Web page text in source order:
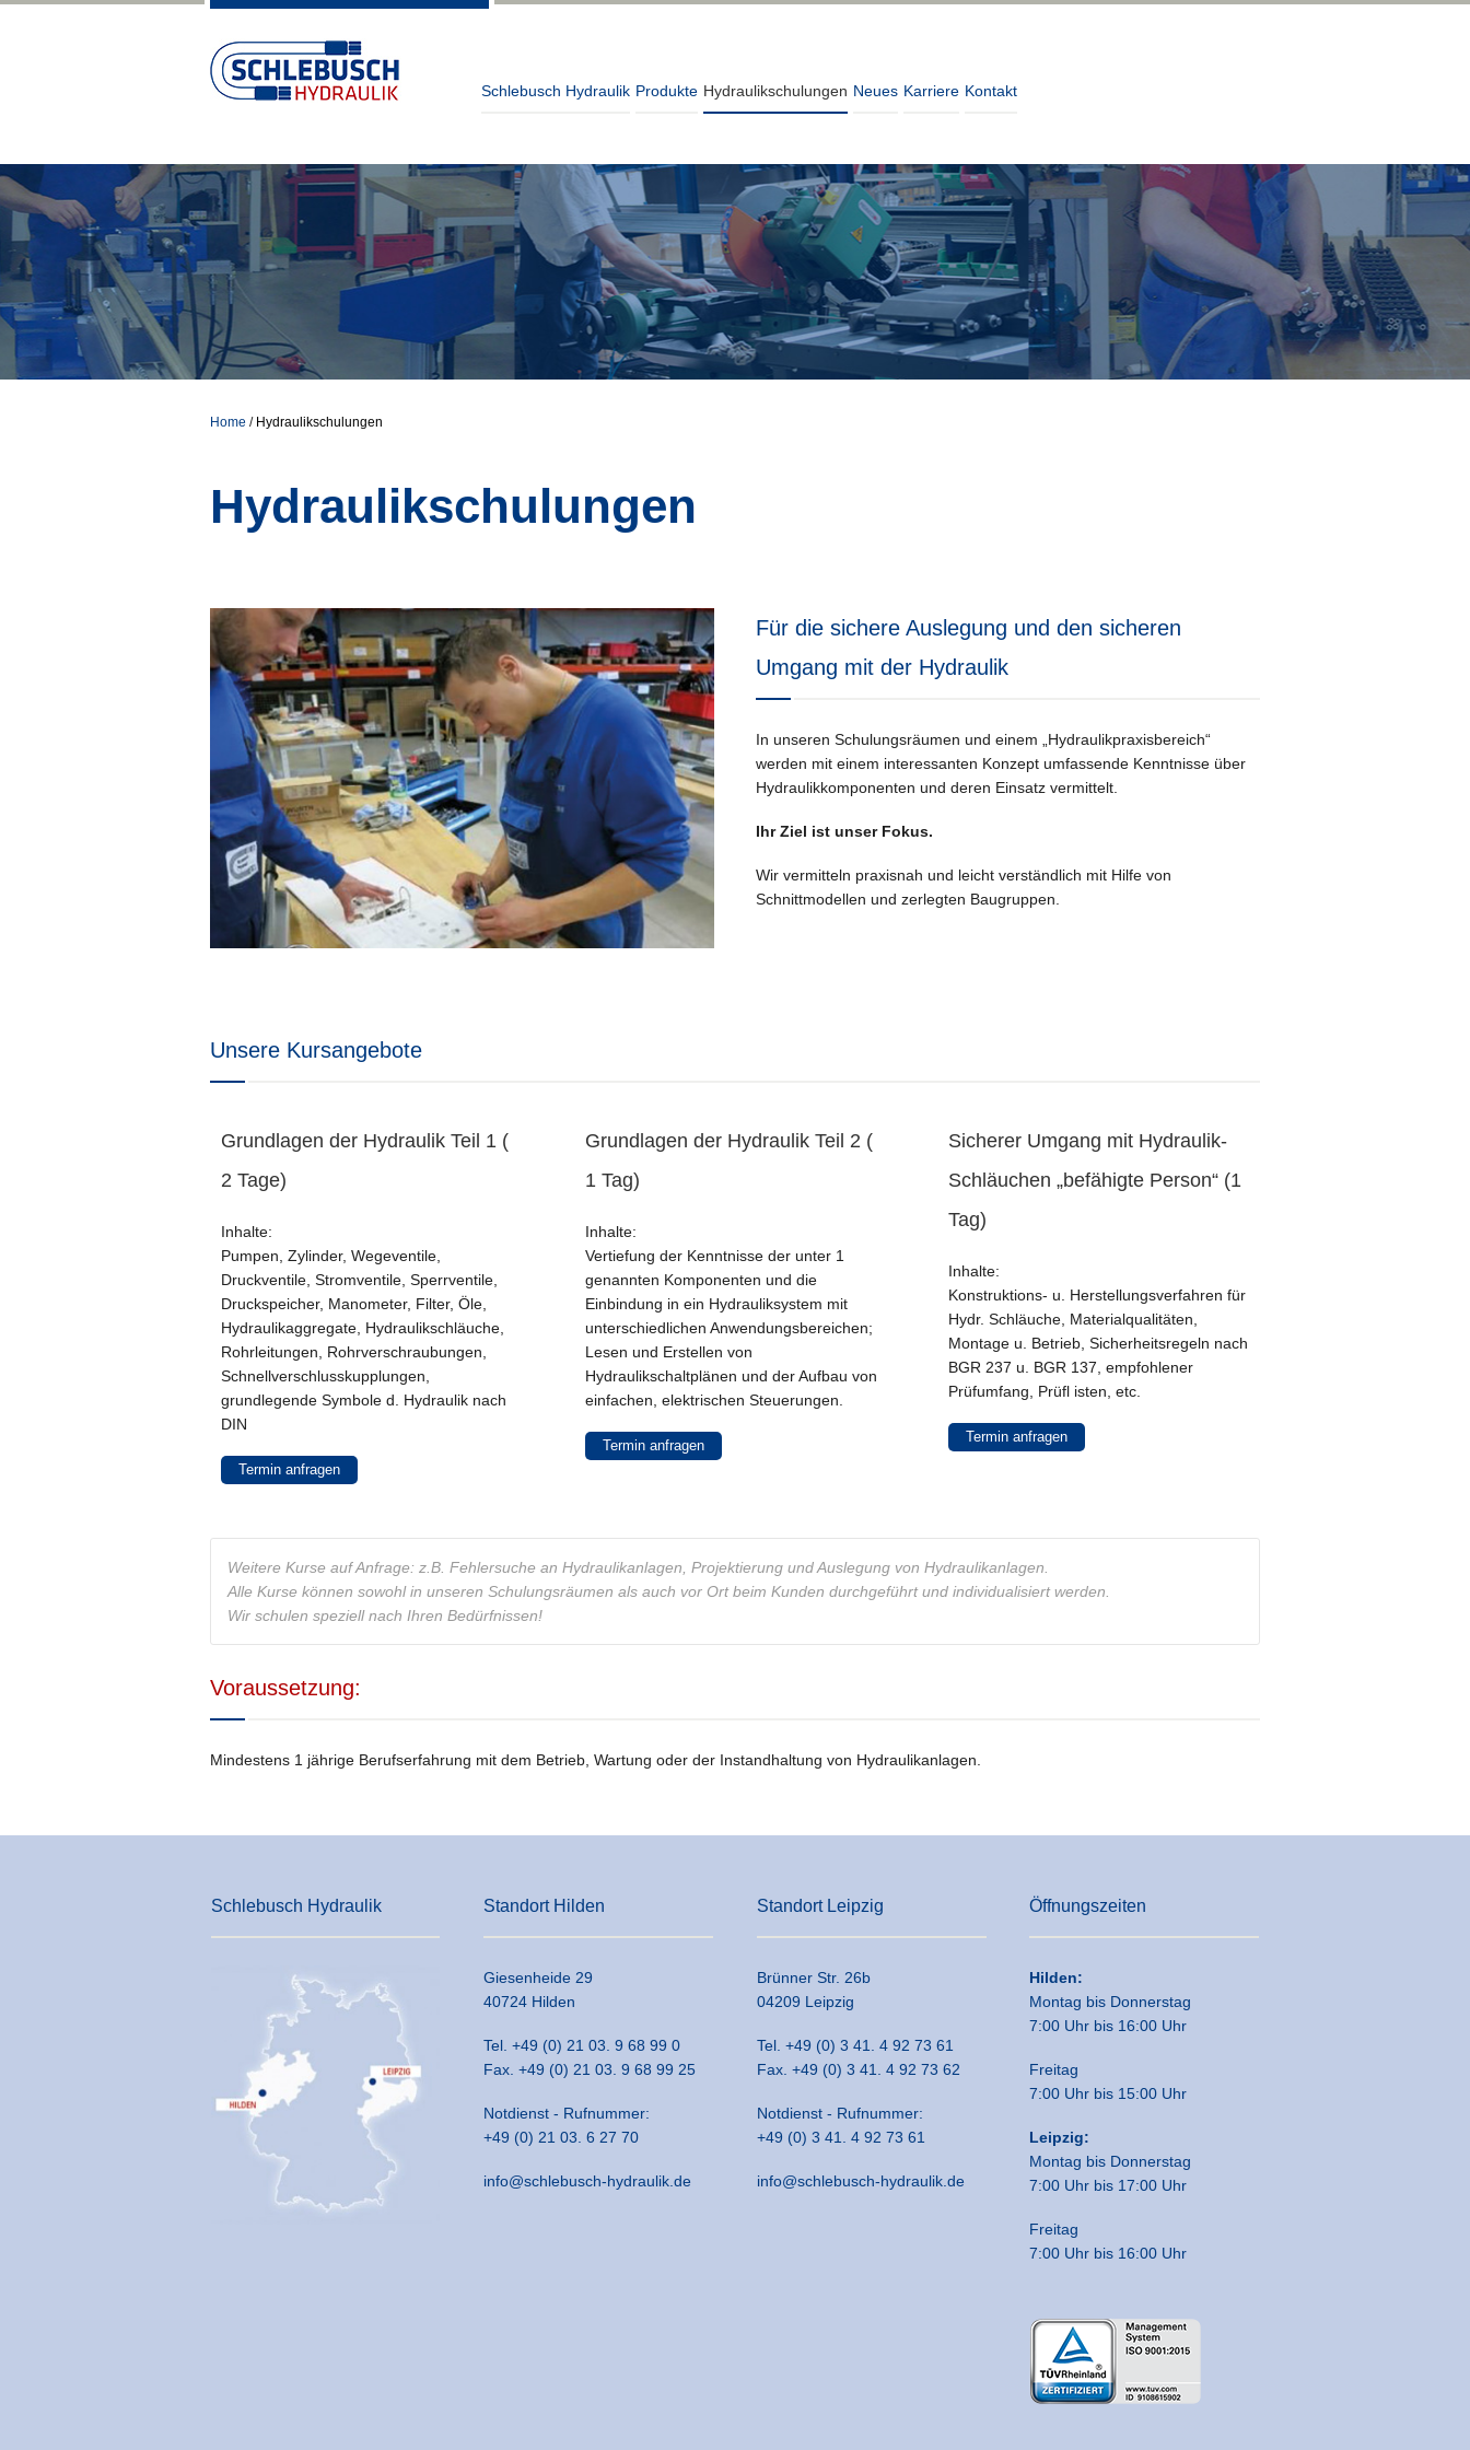
Schlebusch Hydraulik Produkte Hydraulik­schulungen Neues Karriere Kontakt
Home / Hydraulik­schulungen
Hydraulik­schulungen
Für die sichere Auslegung und den sicheren
Umgang mit der Hydraulik
In unseren Schulungsräumen und einem „Hydraulikpraxisbereich“
werden mit einem interessanten Konzept umfassende Kenntnisse über
Hydraulikkomponenten und deren Einsatz vermittelt.
Ihr Ziel ist unser Fokus.
Wir vermitteln praxisnah und leicht verständlich mit Hilfe von
Schnittmodellen und zerlegten Baugruppen.
Unsere Kursangebote
Grundlagen der Hydraulik Teil 1 (
2 Tage)
Inhalte:
Pumpen, Zylinder, Wegeventile,
Druckventile, Stromventile, Sperrventile,
Druckspeicher, Manometer, Filter, Öle,
Hydraulikaggregate, Hydraulikschläuche,
Rohrleitungen, Rohrverschraubungen,
Schnellverschlusskupplungen,
grundlegende Symbole d. Hydraulik nach
DIN
Termin anfragen
Grundlagen der Hydraulik Teil 2 (
1 Tag)
Inhalte:
Vertiefung der Kenntnisse der unter 1
genannten Komponenten und die
Einbindung in ein Hydrauliksystem mit
unterschiedlichen Anwendungsbereichen;
Lesen und Erstellen von
Hydraulikschaltplänen und der Aufbau von
einfachen, elektrischen Steuerungen.
Termin anfragen
Sicherer Umgang mit Hydraulik-
Schläuchen „befähigte Person“ (1
Tag)
Inhalte:
Konstruktions- u. Herstellungsverfahren für
Hydr. Schläuche, Materialqualitäten,
Montage u. Betrieb, Sicherheitsregeln nach
BGR 237 u. BGR 137, empfohlener
Prüfumfang, Prüfl isten, etc.
Termin anfragen
Weitere Kurse auf Anfrage: z.B. Fehlersuche an Hydraulikanlagen, Projektierung und Auslegung von Hydraulikanlagen.
Alle Kurse können sowohl in unseren Schulungsräumen als auch vor Ort beim Kunden durchgeführt und individualisiert werden.
Wir schulen speziell nach Ihren Bedürfnissen!
Voraussetzung:
Mindestens 1 jährige Berufserfahrung mit dem Betrieb, Wartung oder der Instandhaltung von Hydraulikanlagen.
Schlebusch Hydraulik Standort Hilden
Giesenheide 29
40724 Hilden
Tel. +49 (0) 21 03. 9 68 99 0
Fax. +49 (0) 21 03. 9 68 99 25
Notdienst - Rufnummer:
+49 (0) 21 03. 6 27 70
info@schlebusch-hydraulik.de
Standort Leipzig
Brünner Str. 26b
04209 Leipzig
Tel. +49 (0) 3 41. 4 92 73 61
Fax. +49 (0) 3 41. 4 92 73 62
Notdienst - Rufnummer:
+49 (0) 3 41. 4 92 73 61
info@schlebusch-hydraulik.de
Öffnungszeiten
Hilden:
Montag bis Donnerstag
7:00 Uhr bis 16:00 Uhr
Freitag
7:00 Uhr bis 15:00 Uhr
Leipzig:
Montag bis Donnerstag
7:00 Uhr bis 17:00 Uhr
Freitag
7:00 Uhr bis 16:00 Uhr